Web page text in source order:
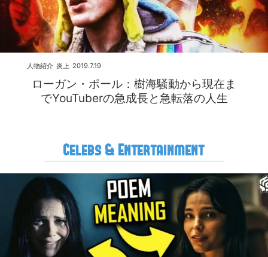
人物紹介 炎上 2019.7.19
ローガン・ポール：樹海騒動から現在ま
でYouTuberの急成長と急転落の人生
Celebs & Entertainment